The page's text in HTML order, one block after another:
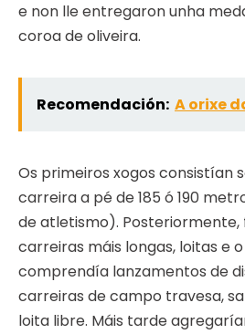
e non lle entregaron unha
coroa de oliveira.
Recomendación: A orixe
Os primeiros xogos consistían
carreira a pé de 185 ó 190
de atletismo). Posteriormente,
carreiras máis longas, loitas e
comprendía lanzamentos de
carreiras de campo travesa,
loita libre. Máis tarde